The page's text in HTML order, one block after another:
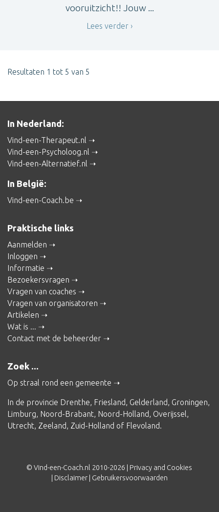
vooruitzicht!! Jouw ...
Lees verder
Resultaten 1 tot 5 van 5
In Nederland:
Vind-een-Therapeut.nl
Vind-een-Psycholoog.nl
Vind-een-Alternatief.nl
In België:
Vind-een-Coach.be
Praktische links
Aanmelden
Inloggen
Informatie
Bezoekersvragen
Vragen van coaches
Vragen van organisatoren
Artikelen
Wat is ...
Contact met de beheerder
Zoek ...
Op straal rond een gemeente
In de provincie Drenthe, Friesland, Gelderland, Groningen,
Limburg, Noord-Brabant, Noord-Holland, Overijssel,
Utrecht, Zeeland, Zuid-Holland of Flevoland.
© Vind-een-Coach.nl 2010-2026 | Privacy and Cookies
Disclaimer| Gebruikersvoorwaarden